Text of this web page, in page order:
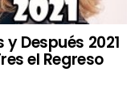
y Después 2021
el Regreso